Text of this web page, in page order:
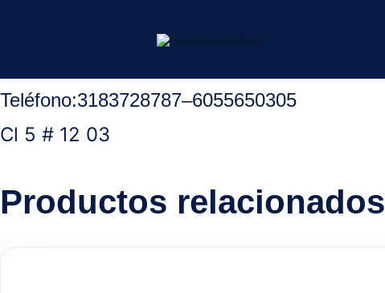
Teléfono:3183728787–6055650305
Cl 5 # 12 03
Productos relacionados